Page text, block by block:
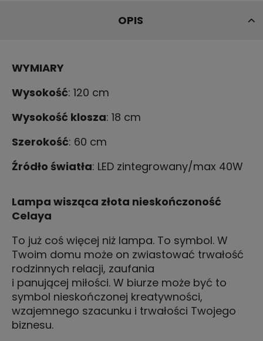
OPIS
WYMIARY
Wysokość: 120 cm
Wysokość klosza: 18 cm
Szerokość: 60 cm
Źródło światła: LED zintegrowany/max 40W
Lampa wisząca złota nieskończoność
Celaya
To już coś więcej niż lampa. To symbol. W
Twoim domu może on zwiastować trwałość
rodzinnych relacji, zaufania
i panującej miłości. W biurze może być to
symbol nieskończonej kreatywności,
wzajemnego szacunku i trwałości Twojego
biznesu.